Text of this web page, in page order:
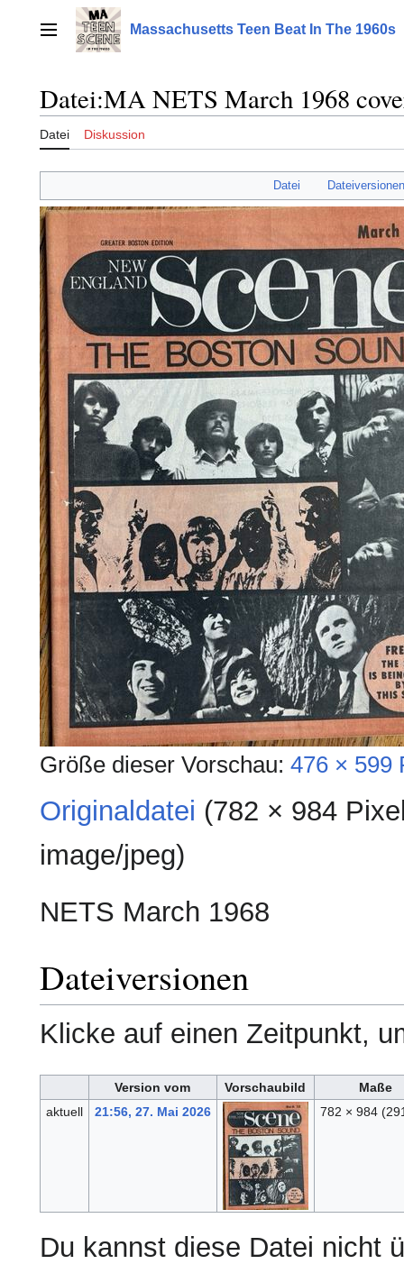
springenHauptmenü Massachusetts Teen Beat In The 1960s
Datei:MA NETS March 1968
Datei Diskussion
Datei
Größe dieser Vorschau: 476 × 599
Originaldatei (782 × 984
image/jpeg)
NETS March 1968
Dateiversionen
Klicke auf einen Zeitpunkt,
Version vom Vorschaubild
Maße
aktuell
21:56, 27. Mai 2026 782 × 984
Du kannst diese Datei nicht